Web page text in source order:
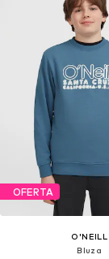
OFERTA
O'NEILL
Bluza